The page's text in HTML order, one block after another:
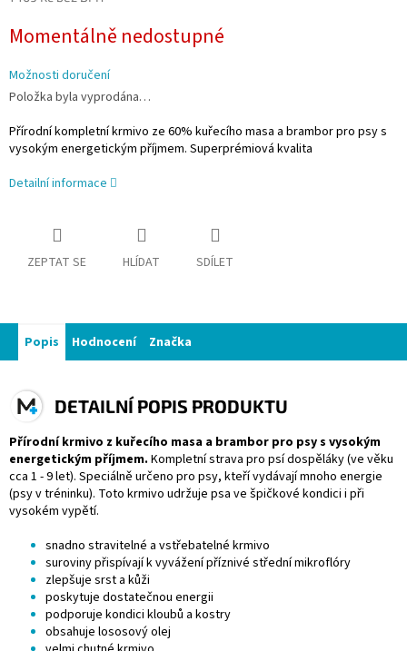
cena:
Momentálně nedostupné
Možnosti doručení
Položka byla vyprodána…
Přírodní kompletní krmivo ze 60% kuřecího masa a brambor pro psy s
vysokým energetickým příjmem. Superprémiová kvalita
Detailní informace
ZEPTAT SE HLÍDAT SDÍLET
Popis Hodnocení Značka
DETAILNÍ POPIS PRODUKTU
Přírodní krmivo z kuřecího masa a brambor pro psy s vysokým
energetickým příjmem. Kompletní strava pro psí dospěláky (ve věku
cca 1 - 9 let). Speciálně určeno pro psy, kteří vydávají mnoho energie
(psy v tréninku). Toto krmivo udržuje psa ve špičkové kondici i při
vysokém vypětí.
snadno stravitelné a vstřebatelné krmivo
suroviny přispívají k vyvážení příznivé střední mikroflóry
zlepšuje srst a kůži
poskytuje dostatečnou energii
podporuje kondici kloubů a kostry
obsahuje lososový olej